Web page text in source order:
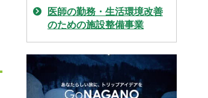
医師の勤務・生活環境改善
のための施設整備事業